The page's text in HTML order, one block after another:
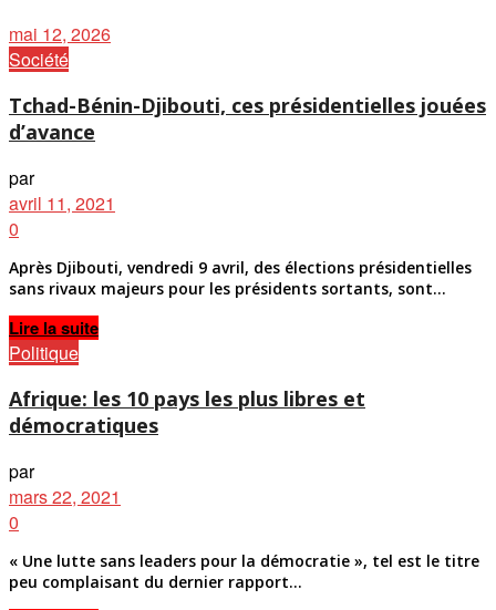
mai 12, 2026
Société
Tchad-Bénin-Djibouti, ces présidentielles jouées
d’avance
par
avril 11, 2021
0
Après Djibouti, vendredi 9 avril, des élections présidentielles
sans rivaux majeurs pour les présidents sortants, sont...
Lire la suiteDetails
Politique
Afrique: les 10 pays les plus libres et
démocratiques
par
mars 22, 2021
0
« Une lutte sans leaders pour la démocratie », tel est le titre
peu complaisant du dernier rapport...